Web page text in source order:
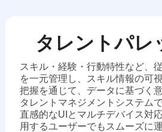
タレントパレ
スキル・経験・行動特性など、
を一元管理し、スキル情報の可
把握を通じて、データに基づく
タレントマネジメントシステムで
直感的なUIとマルチデバイス対
用するユーザーでもスムーズに